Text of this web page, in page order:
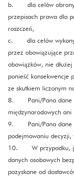
b. dla celów obrony,
przepisach prawa dla
roszczeń,
c. dla celów
przez obowiązujące
obowiązków, nie
ponieść konsekwencje
ze skutkiem liczonym
8. Pani/Pana dane
międzynarodowych ani
9. Pani/Pana dane
podejmowaniu
10. W przypadku,
danych osobowych
pozyskane od